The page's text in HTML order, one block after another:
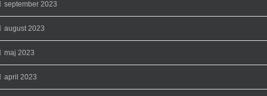
september 2023
august 2023
maj 2023
april 2023